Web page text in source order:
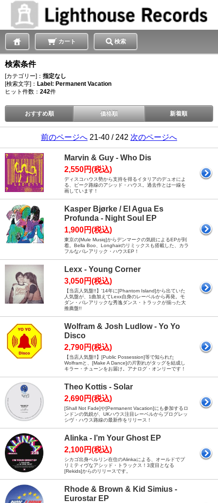
カート 検索
検索条件
[カテゴリー]： 指定なし
[検索文字]： Label: Permanent Vacation
ヒット件数： 242件
おすすめ順 価格順 新着順
前のページへ 21-40 / 242 次のページへ
Marvin & Guy - Who Dis
2,550円(税込)
ディスコハウス勢から支持を得るイタリアのデュオによ
る、ピーク路線のアシッド・ハウス。過去作とは一線を
画しています！
Kasper Bjørke / El Agua Es
Profunda - Night Soul EP
1,900円(税込)
東京の[Mule Musiq]からデンマークの気鋭によるEPが到
着。Bella Boo、Longhairのリミックスも搭載した、カラ
フルなバレアリック・ハウスEP！
Lexx - Young Corner
3,050円(税込)
【当店人気盤!!】'14年に[Phantom Island]から出ていた
人気盤が、1曲加えてLexx自身のレーベルから再発。モ
ダン・バレアリックな秀逸ダンス・トラックが揃った大
推薦盤!!
Wolfram & Josh Ludlow - Yo Yo
Disco
2,790円(税込)
【当店人気盤!!】[Public Possession]等で知られた
Wolframと、[Make A Dance]の片割れがタッグを結成し
キラー・チューンをお届け。アナログ・オンリーです！
Theo Kottis - Solar
2,690円(税込)
[Shall Not Fade]や[Permanent Vacation]にも参加するロ
ンドンの気鋭が、UKハウス注目レーベルからプログレッ
シヴ・ハウス路線の最新作をリリース！
Alinka - I’m Your Ghost EP
2,100円(税込)
シカゴ出身ベルリン在住のAlinkaによる、オールドでプ
リミティヴなアシッド・トラックス！3度目となる
[Rekids]からのリリースです。
Rhode & Brown & Kid Simius -
Eurostar EP